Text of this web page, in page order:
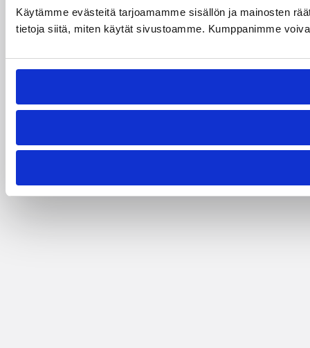
Käytämme evästeitä tarjoamamme sisällön ja mainosten
tietoja siitä, miten käytät sivustoamme. Kumppanimme